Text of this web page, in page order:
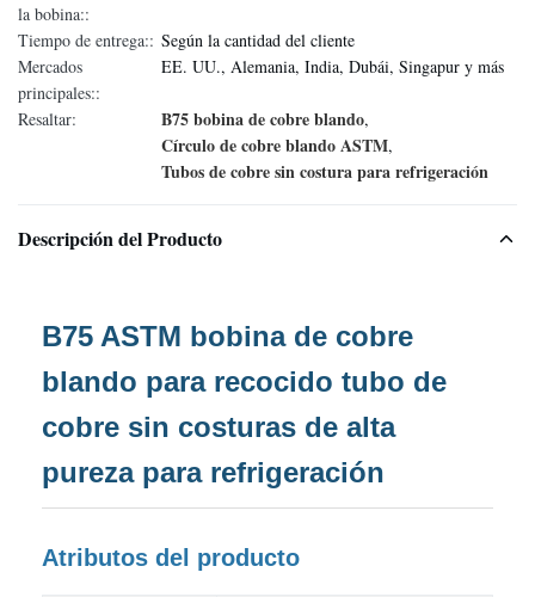
la bobina::
Tiempo de entrega:: Según la cantidad del cliente
Mercados
principales::
EE. UU., Alemania, India, Dubái, Singapur y más
Resaltar: B75 bobina de cobre blando,
Círculo de cobre blando ASTM,
Tubos de cobre sin costura para refrigeración
Descripción del Producto
B75 ASTM bobina de cobre
blando para recocido tubo de
cobre sin costuras de alta
pureza para refrigeración
Atributos del producto